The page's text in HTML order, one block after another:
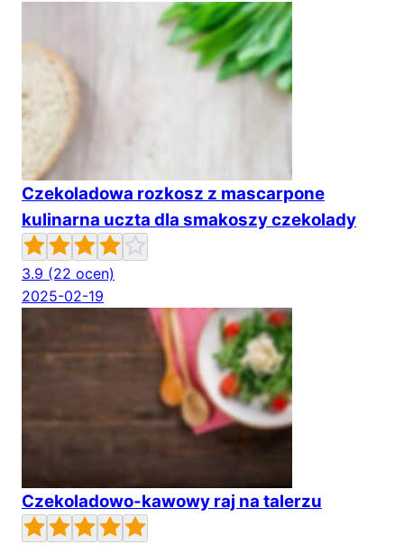
Czekoladowa rozkosz z mascarpone
kulinarna uczta dla smakoszy czekolady
3.9 (22 ocen)
2025-02-19
Czekoladowo-kawowy raj na talerzu